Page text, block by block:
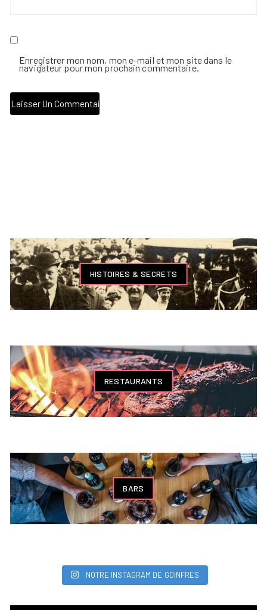
Enregistrer mon nom, mon e-mail et mon site dans le
navigateur pour mon prochain commentaire.
HISTOIRES & SECRETS
RESTAURANTS
BARS
NOTRE INSTAGRAM DE GOINFRES